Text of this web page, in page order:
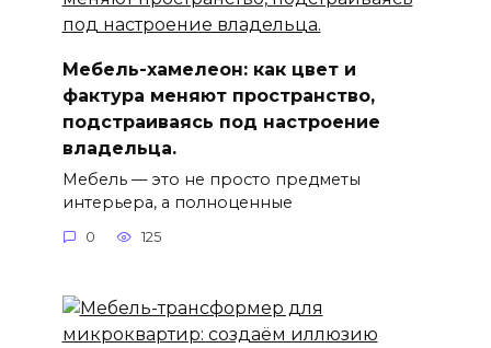
Мебель-хамелеон: как цвет и
фактура меняют пространство,
подстраиваясь под настроение
владельца.
Мебель — это не просто предметы
интерьера, а полноценные
0 125